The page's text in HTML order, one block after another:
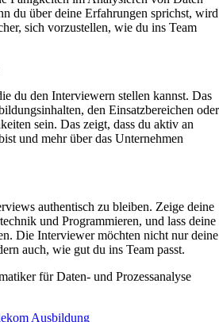
du über deine Erfahrungen sprichst, wird
sich vorzustellen, wie du ins Team
du den Interviewern stellen kannst. Das
den Einsatzbereichen oder
sein. Das zeigt, dass du aktiv an
und mehr über das Unternehmen
authentisch zu bleiben. Zeige deine
und Programmieren, und lass deine
Die Interviewer möchten nicht nur deine
auch, wie gut du ins Team passt.
für Daten- und Prozessanalyse
Ausbildung